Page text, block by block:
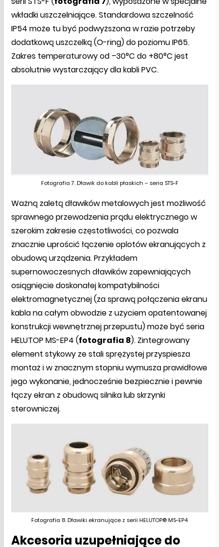
wkładki uszczelniające. Standardowa szczelność
IP54 może tu być podwyższona w razie potrzeby
dodatkową uszczelką (O-ring) do poziomu IP65.
Zakres temperaturowy od –30°C do +80°C jest
absolutnie wystarczający dla kabli PVC.
Fotografia 7. Dławik do kabli płaskich – seria STS-F
Ważną zaletą dławików metalowych jest możliwość
sprawnego przewodzenia prądu elektrycznego w
szerokim zakresie częstotliwości, co pozwala
znacznie uprościć łączenie oplotów ekranujących z
obudową urządzenia. Przykładem
supernowoczesnych dławików zapewniających
osiągnięcie doskonałej kompatybilności
elektromagnetycznej (za sprawą połączenia ekranu
kabla na całym obwodzie z użyciem opatentowanej
konstrukcji wewnętrznej przepustu) może być seria
HELUTOP MS-EP4 (fotografia 8). Zintegrowany
element stykowy ze stali sprężystej przyspiesza
montaż i w znacznym stopniu wymusza prawidłowe
jego wykonanie, jednocześnie bezpiecznie i pewnie
łączy ekran z obudową silnika lub skrzynki
sterowniczej.
Fotografia 8. Dławiki ekranujące z serii HELUTOP® MS-EP4
Akcesoria uzupełniające do